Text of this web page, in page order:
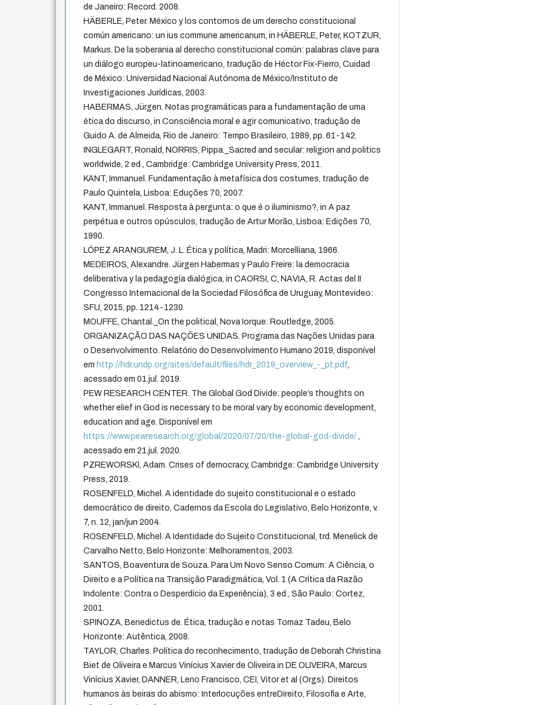
de Janeiro: Record. 2008.
HÄBERLE, Peter. México y los contornos de um derecho constitucional
común americano: un ius commune americanum, in HÄBERLE, Peter, KOTZUR,
Markus. De la soberania al derecho constitucional común: palabras clave para
un diálogo europeu-latinoamericano, tradução de Héctor Fix-Fierro, Cuidad
de México: Universidad Nacional Autónoma de México/Instituto de
Investigaciones Jurídicas, 2003.
HABERMAS, Jürgen. Notas programáticas para a fundamentação de uma
ética do discurso, in Consciência moral e agir comunicativo, tradução de
Guido A. de Almeida, Rio de Janeiro: Tempo Brasileiro, 1989, pp. 61-142.
INGLEGART, Ronald, NORRIS, Pippa._Sacred and secular: religion and politics
worldwide, 2 ed., Cambridge: Cambridge University Press, 2011.
KANT, Immanuel. Fundamentação à metafísica dos costumes, tradução de
Paulo Quintela, Lisboa: Eduções 70, 2007.
KANT, Immanuel. Resposta à pergunta: o que é o iluminismo?, in A paz
perpétua e outros opúsculos, tradução de Artur Morão, Lisboa: Edições 70,
1990.
LÓPEZ ARANGUREM, J. L. Ética y política, Madri: Morcelliana, 1966.
MEDEIROS, Alexandre. Jürgen Habermas y Paulo Freire: la democracia
deliberativa y la pedagogía dialógica, in CAORSI, C, NAVIA, R. Actas del II
Congresso Internacional de la Sociedad Filosófica de Uruguay, Montevideo:
SFU, 2015, pp. 1214-1230.
MOUFFE, Chantal._On the political, Nova Iorque: Routledge, 2005.
ORGANIZAÇÃO DAS NAÇÕES UNIDAS. Programa das Nações Unidas para
o Desenvolvimento. Relatório do Desenvolvimento Humano 2019, disponível
em http://hdr.undp.org/sites/default/files/hdr_2019_overview_-_pt.pdf
acessado em 01.jul. 2019.
PEW RESEARCH CENTER. The Global God Divide: people’s thoughts on
whether elief in God is necessary to be moral vary by economic development,
education and age. Disponível em
https://www.pewresearch.org/global/2020/07/20/the-global-god-divide/
acessado em 21.jul. 2020.
PZREWORSKI, Adam. Crises of democracy, Cambridge: Cambridge University
Press, 2019.
ROSENFELD, Michel. A identidade do sujeito constitucional e o estado
democrático de direito, Cadernos da Escola do Legislativo, Belo Horizonte, v.
7, n. 12, jan/jun 2004.
ROSENFELD, Michel. A Identidade do Sujeito Constitucional, trd. Menelick de
Carvalho Netto, Belo Horizonte: Melhoramentos, 2003.
SANTOS, Boaventura de Souza. Para Um Novo Senso Comum: A Ciência, o
Direito e a Política na Transição Paradigmática, Vol. 1 (A Crítica da Razão
Indolente: Contra o Desperdício da Experiência), 3 ed., São Paulo: Cortez,
2001.
SPINOZA, Benedictus de. Ética, tradução e notas Tomaz Tadeu, Belo
Horizonte: Autêntica, 2008.
TAYLOR, Charles. Política do reconhecimento, tradução de Deborah Christina
Biet de Oliveira e Marcus Vinícius Xavier de Oliveira in DE OLIVEIRA, Marcus
Vinícius Xavier, DANNER, Leno Francisco, CEI, Vitor et al (Orgs). Direitos
humanos às beiras do abismo: Interlocuções entreDireito, Filosofia e Arte,